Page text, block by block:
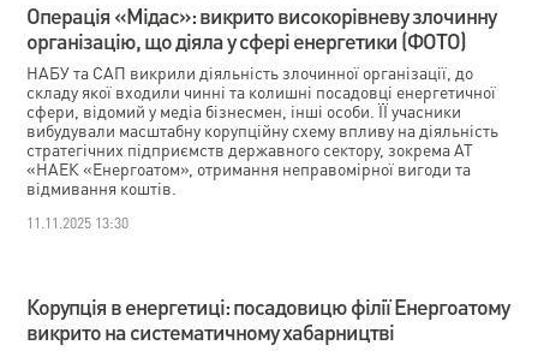
Операція «Мідас»: викрито високорівневу злочинну
організацію, що діяла у сфері енергетики (ФОТО)
НАБУ та САП викрили діяльність злочинної організації, до
складу якої входили чинні та колишні посадовці енергетичної
сфери, відомий у медіа бізнесмен, інші особи. ЇЇ учасники
вибудували масштабну корупційну схему впливу на діяльність
стратегічних підприємств державного сектору, зокрема АТ
«НАЕК «Енергоатом», отримання неправомірної вигоди та
відмивання коштів.
11.11.2025 13:30
Корупція в енергетиці: посадовицю філії Енергоатому
викрито на систематичному хабарництві